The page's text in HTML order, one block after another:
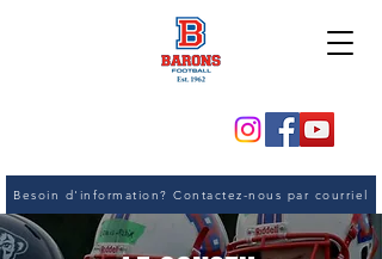
Besoin d'information? Contactez-nous par courriel